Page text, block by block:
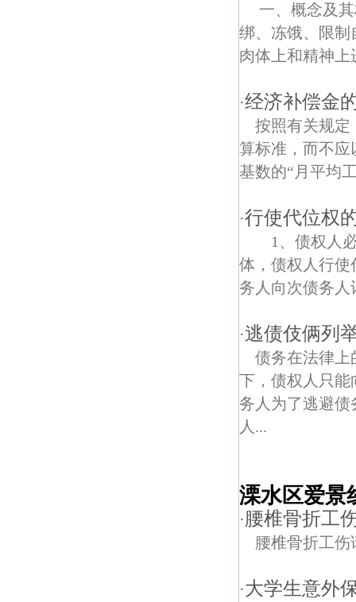
一、概念及
绑、冻饿、限制
肉体上和精神
·经济补偿金
按照有关规定
算标准，而不应
基数的“月平均
·行使代位权
1、债权人
体，债权人行使
务人向次债务人
·逃债伎俩列
债务在法律上
下，债权人只能
务人为了逃避债
人...
溧水区爱景
·腰椎骨折工
腰椎骨折工
·大学生意外